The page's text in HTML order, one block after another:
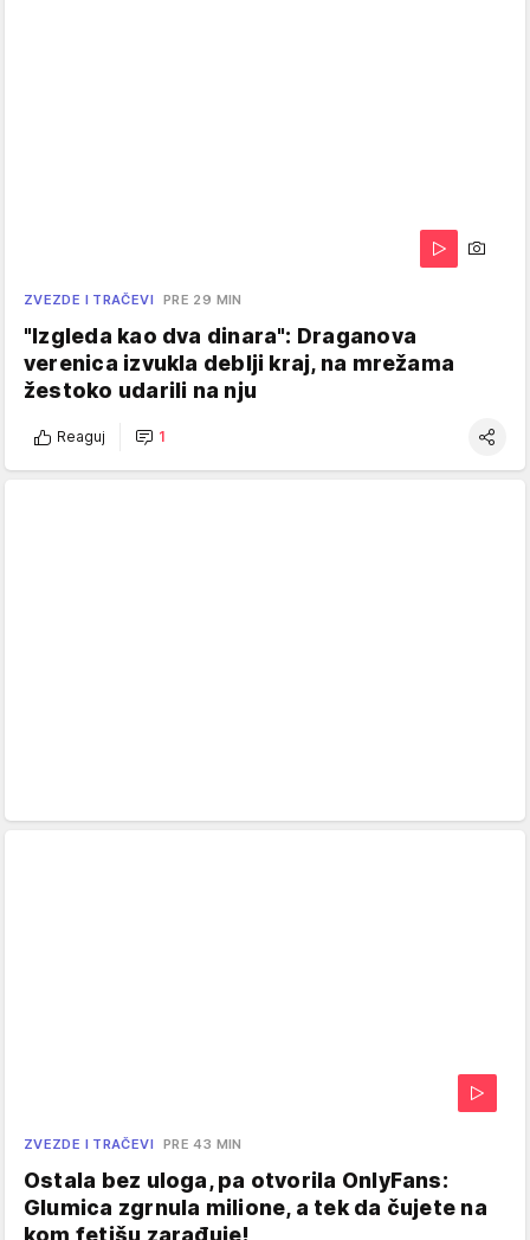
ZVEZDE I TRAČEVI PRE 29 MIN
"Izgleda kao dva dinara": Draganova
verenica izvukla deblji kraj, na mrežama
žestoko udarili na nju
Reaguj 1
ZVEZDE I TRAČEVI PRE 43 MIN
Ostala bez uloga, pa otvorila OnlyFans:
Glumica zgrnula milione, a tek da čujete na
kom fetišu zarađuje!